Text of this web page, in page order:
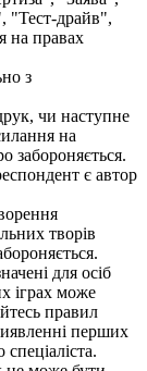
"Тест-драйв",
на правах
з
чи наступне
на
забороняється.
є автор
творів
для осіб
іграх може
правил
перших